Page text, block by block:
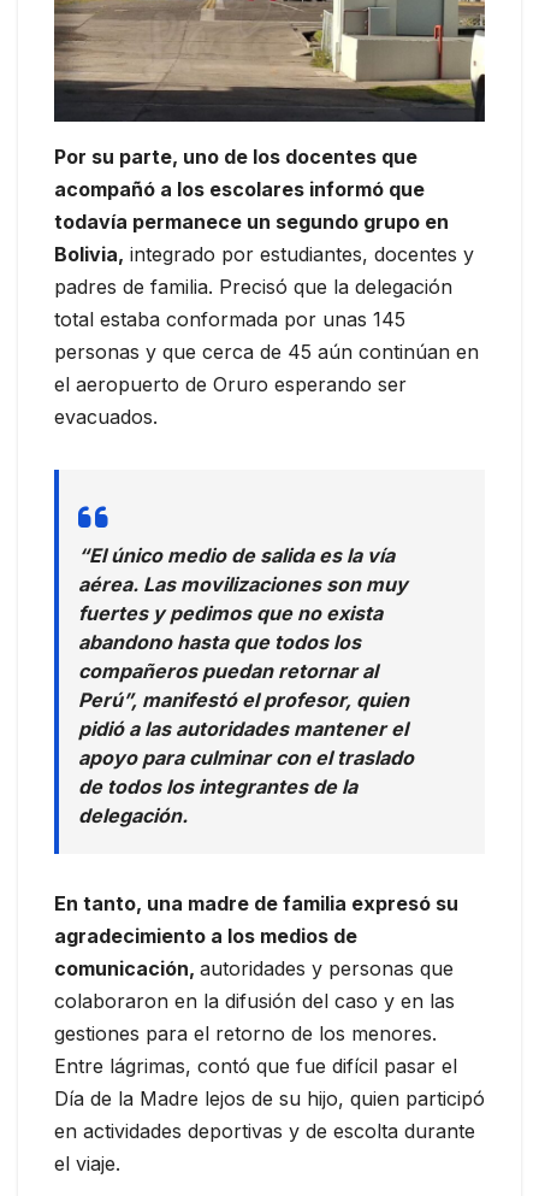
Por su parte, uno de los docentes que
acompañó a los escolares informó que
todavía permanece un segundo grupo en
Bolivia, integrado por estudiantes, docentes y
padres de familia. Precisó que la delegación
total estaba conformada por unas 145
personas y que cerca de 45 aún continúan en
el aeropuerto de Oruro esperando ser
evacuados.
“El único medio de salida es la vía
aérea. Las movilizaciones son muy
fuertes y pedimos que no exista
abandono hasta que todos los
compañeros puedan retornar al
Perú”, manifestó el profesor, quien
pidió a las autoridades mantener el
apoyo para culminar con el traslado
de todos los integrantes de la
delegación.
En tanto, una madre de familia expresó su
agradecimiento a los medios de
comunicación, autoridades y personas que
colaboraron en la difusión del caso y en las
gestiones para el retorno de los menores.
Entre lágrimas, contó que fue difícil pasar el
Día de la Madre lejos de su hijo, quien participó
en actividades deportivas y de escolta durante
el viaje.